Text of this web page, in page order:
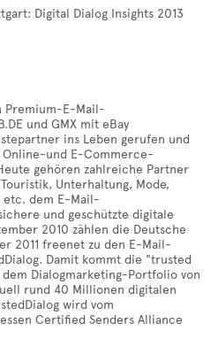
Digital Dialog Insights 2013
Premium-E-Mail-
und GMX mit eBay
ins Leben gerufen und
und E-Commerce-
gehören zahlreiche Partner
Unterhaltung, Mode,
etc. dem E-Mail-
und geschützte digitale
2010 zählen die Deutsche
2011 freenet zu den E-Mail-
Damit kommt die "trusted
Dialogmarketing-Portfolio von
rund 40 Millionen digitalen
wird vom
Certified Senders Alliance